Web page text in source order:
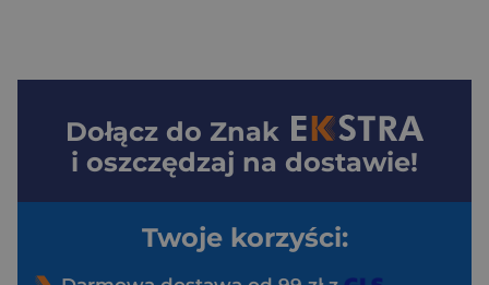
Dołącz do Znak
i oszczędzaj na dostawie!
Twoje korzyści: